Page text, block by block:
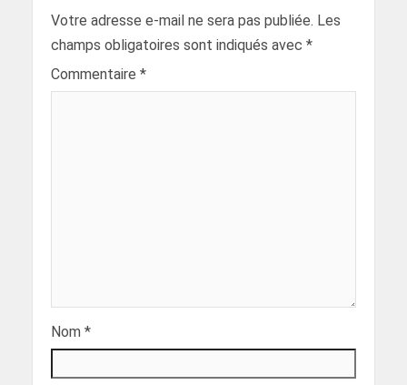
Votre adresse e-mail ne sera pas publiée. Les
champs obligatoires sont indiqués avec *
Commentaire *
Nom *